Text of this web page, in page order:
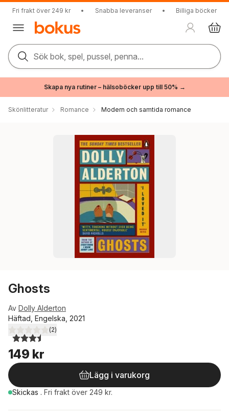
Fri frakt över 249 kr • Snabba leveranser • Billiga böcker
Sök bok, spel, pussel, penna...
Skapa nya rutiner – hälsoböcker upp till 50% →
Skönlitteratur Romance Modern och samtida romance
Ghosts
Av Dolly Alderton
Häftad, Engelska, 2021
3,5utav 5 stjärnor. Totalt antal röster:
(2)
149 kr
Lägg i varukorg
Skickas . Fri frakt över 249 kr.